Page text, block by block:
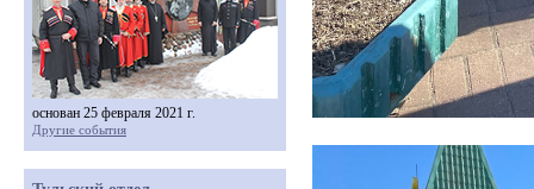
основан 25 февраля 2021 г.
Другие события